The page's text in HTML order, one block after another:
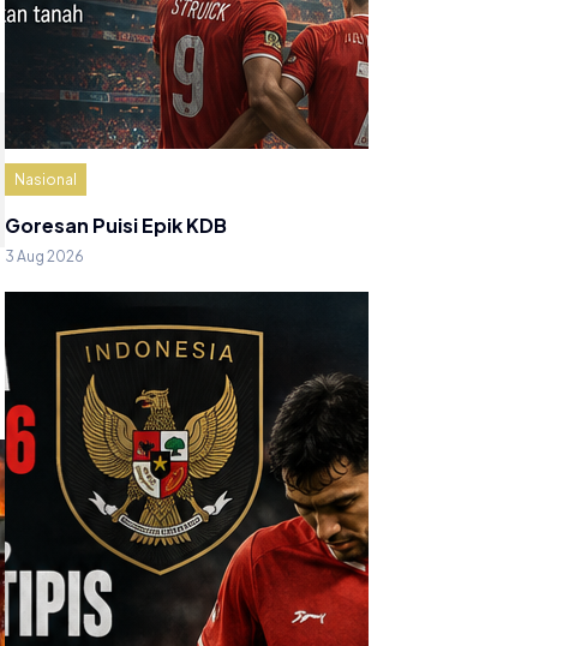
Nasional
Goresan Puisi Epik KDB
3 Aug 2026